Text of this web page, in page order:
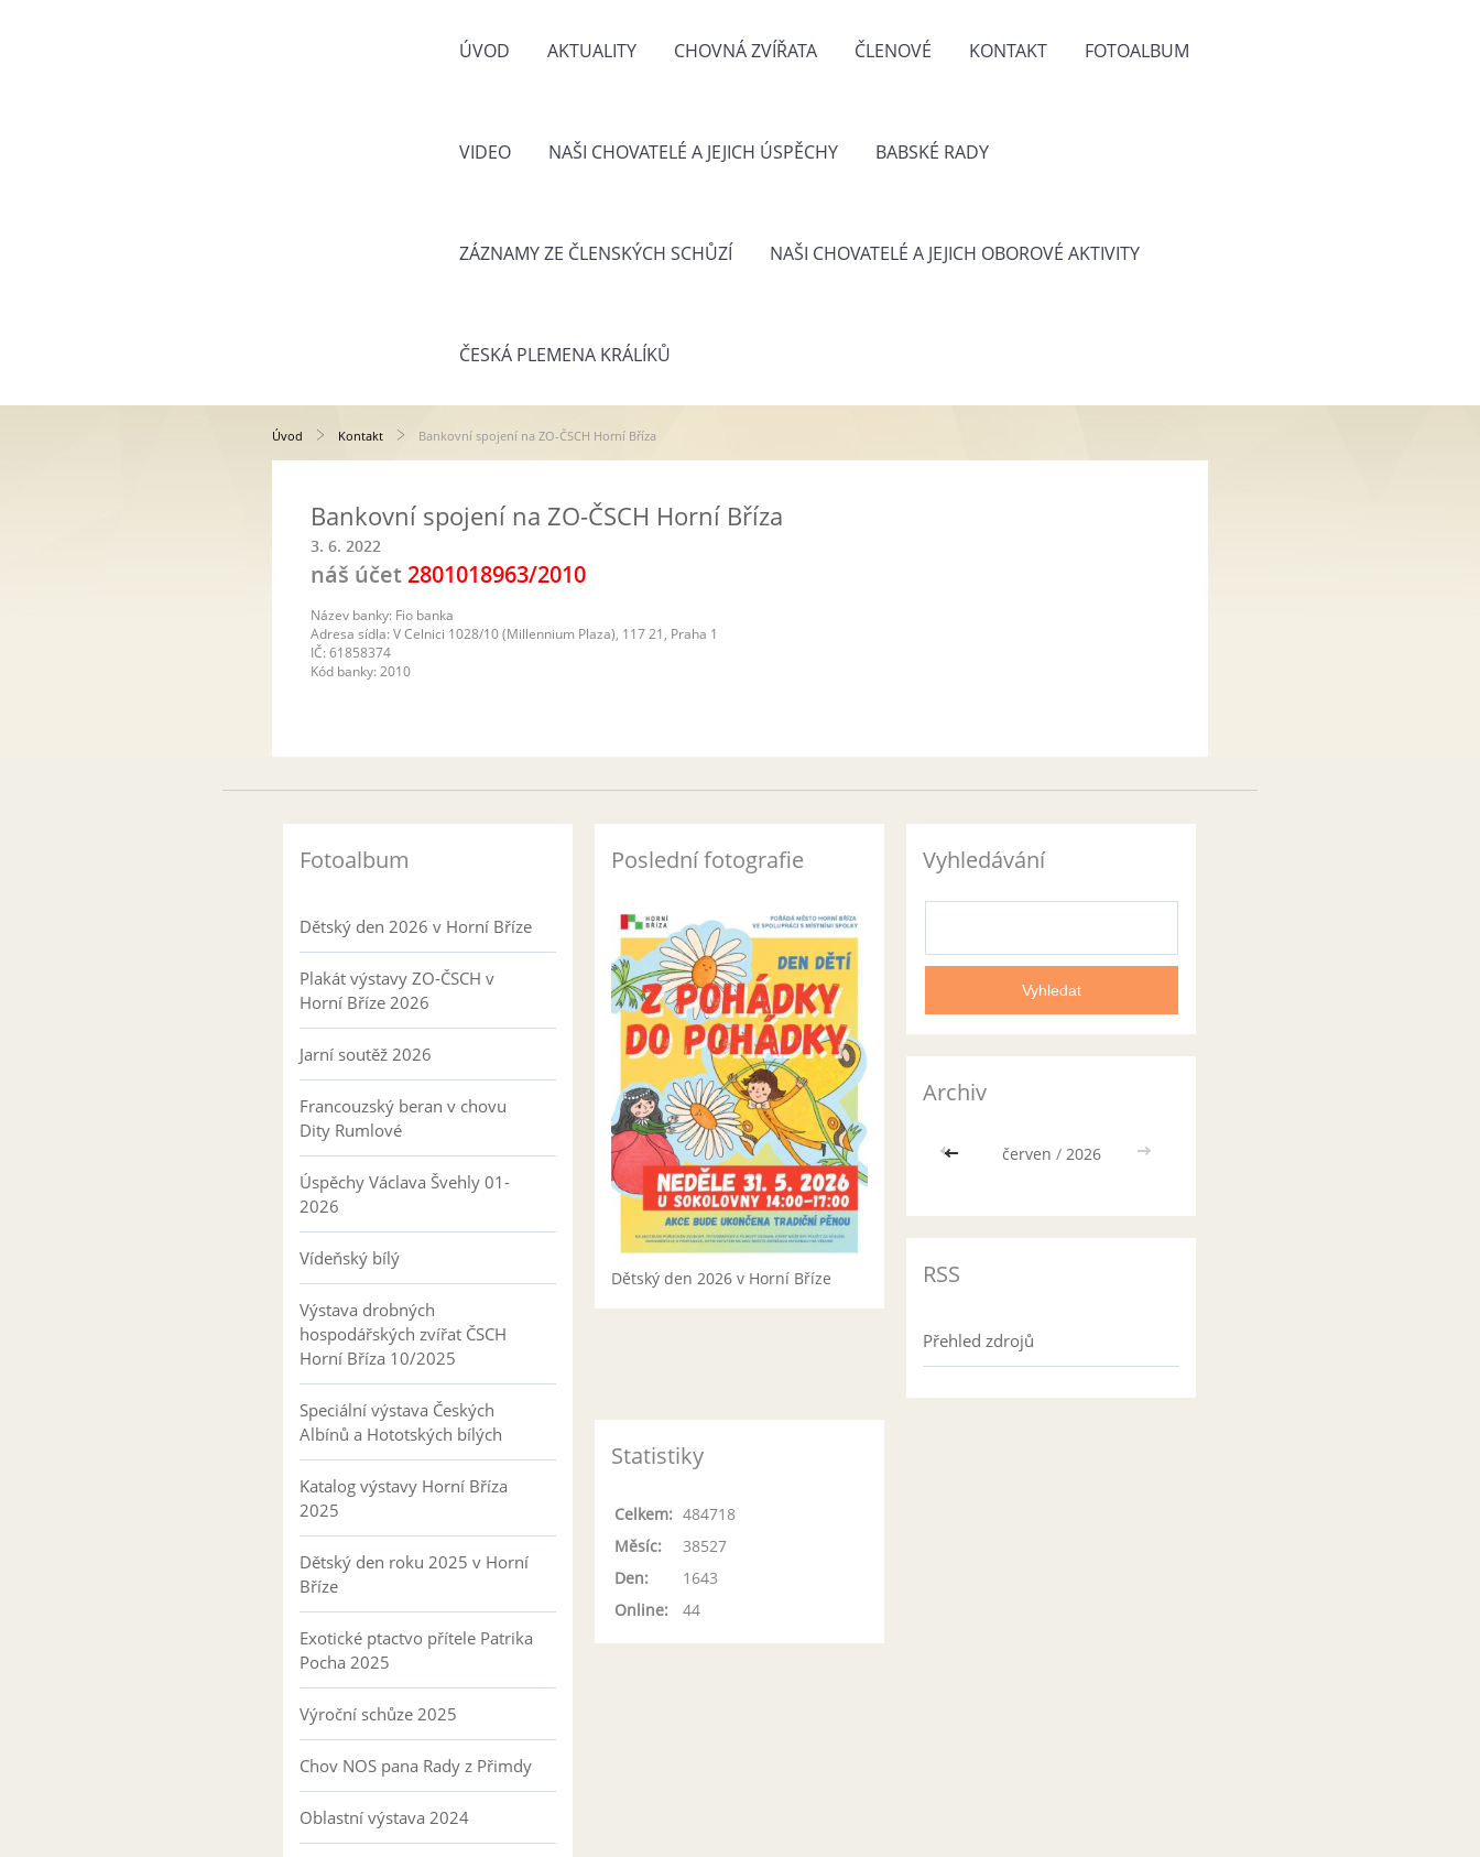
ÚVOD AKTUALITY CHOVNÁ ZVÍŘATA ČLENOVÉ KONTAKT FOTOALBUM
VIDEO NAŠI CHOVATELÉ A JEJICH ÚSPĚCHY BABSKÉ RADY
ZÁZNAMY ZE ČLENSKÝCH SCHŮZÍ NAŠI CHOVATELÉ A JEJICH OBOROVÉ AKTIVITY
ČESKÁ PLEMENA KRÁLÍKŮ
Úvod Kontakt Bankovní spojení na ZO-ČSCH Horní Bříza
Bankovní spojení na ZO-ČSCH Horní Bříza
3. 6. 2022
náš účet2801018963/2010
Název banky: Fio banka
Adresa sídla: V Celnici 1028/10 (Millennium Plaza), 117 21, Praha 1
IČ: 61858374
Kód banky: 2010
Fotoalbum
Dětský den 2026 v Horní Bříze
Plakát výstavy ZO-ČSCH v
Horní Bříze 2026
Jarní soutěž 2026
Francouzský beran v chovu
Dity Rumlové
Úspěchy Václava Švehly 01-
2026
Vídeňský bílý
Výstava drobných
hospodářských zvířat ČSCH
Horní Bříza 10/2025
Speciální výstava Českých
Albínů a Hototských bílých
Katalog výstavy Horní Bříza
2025
Dětský den roku 2025 v Horní
Bříze
Exotické ptactvo přítele Patrika
Pocha 2025
Výroční schůze 2025
Chov NOS pana Rady z Přimdy
Oblastní výstava 2024
Poslední fotografie
Dětský den 2026 v Horní Bříze
Vyhledávání
Archiv
<< červen / 2026 >>
RSS
Přehled zdrojů
Statistiky
Online: 44
Celkem: 484718
Měsíc:
38527
Den:
1643